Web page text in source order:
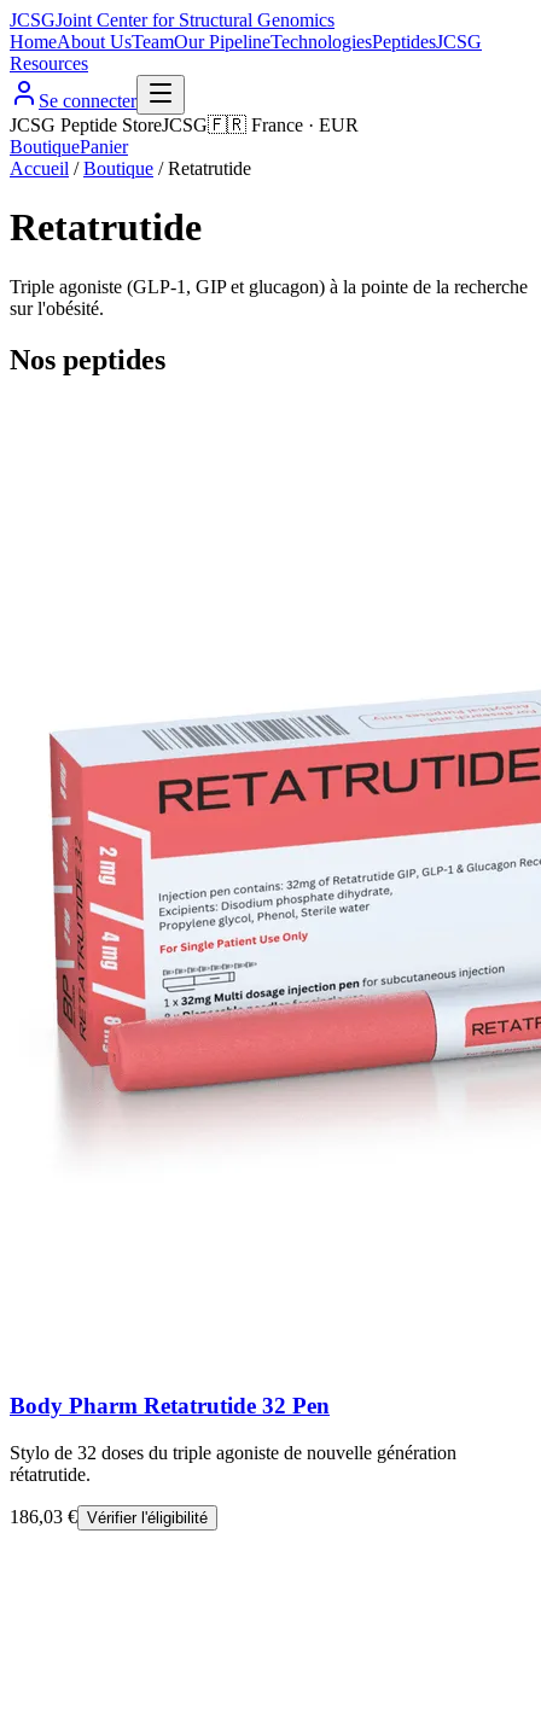
JCSGJoint Center for Structural Genomics
HomeAbout UsTeamOur PipelineTechnologiesPeptidesJCSG
Resources
Se connecter
JCSG Peptide StoreJCSG🇫🇷 France · EUR
BoutiquePanier
Accueil / Boutique /Retatrutide
Retatrutide
Triple agoniste (GLP-1, GIP et glucagon) à la pointe de la recherche
sur l'obésité.
Nos peptides
Body Pharm Retatrutide 32 Pen
Stylo de 32 doses du triple agoniste de nouvelle génération
rétatrutide.
186,03 € Vérifier l'éligibilité